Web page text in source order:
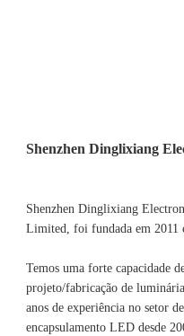
Shenzhen Dinglixiang
Limited, foi fundada em 2011
Temos uma forte capacidade
projeto/fabricação de
anos de experiência no setor
encapsulamento LED desde